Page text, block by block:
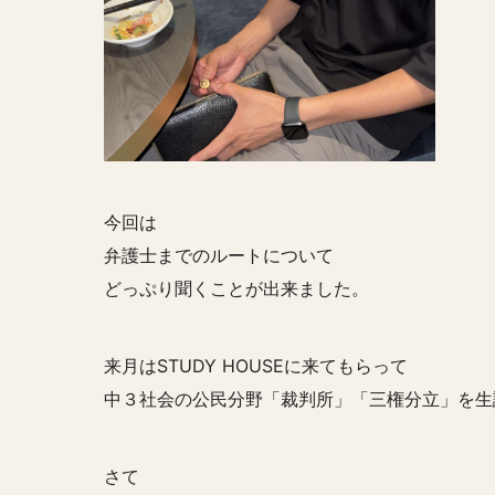
今回は
弁護士までのルートについて
どっぷり聞くことが出来ました。
来月はSTUDY HOUSEに来てもらって
中３社会の公民分野「裁判所」「三権分立」を
さて